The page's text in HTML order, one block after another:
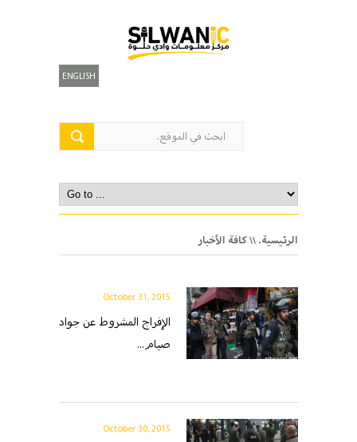
ENGLISH
الرئيسية.\\ كافة الأخبار
October 31, 2015
الإفراج المشروط عن جواد
صيام...
October 30, 2015